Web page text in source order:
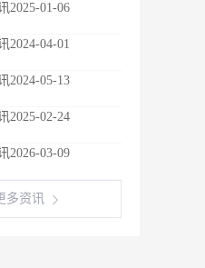
2025-01-06
2024-04-01
2024-05-13
2025-02-24
2026-03-09
多资讯